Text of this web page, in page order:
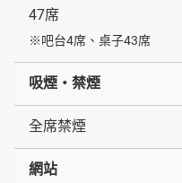
47席
※吧台4席、桌子43席
吸煙・禁煙
全席禁煙
網站